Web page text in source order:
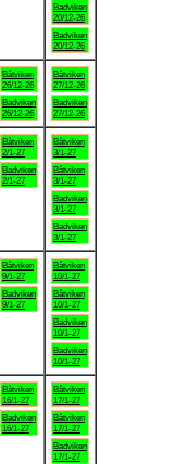
Badviken
20/12-26
Badviken
20/12-26
Båtviken
26/12-26
Badviken
26/12-26
Båtviken
27/12-26
Badviken
27/12-26
Båtviken
2/1-27
Badviken
2/1-27
Båtviken
3/1-27
Båtviken
3/1-27
Badviken
3/1-27
Badviken
3/1-27
Båtviken
9/1-27
Badviken
9/1-27
Båtviken
10/1-27
Båtviken
10/1-27
Badviken
10/1-27
Badviken
10/1-27
Båtviken
16/1-27
Badviken
16/1-27
Båtviken
17/1-27
Båtviken
17/1-27
Badviken
17/1-27